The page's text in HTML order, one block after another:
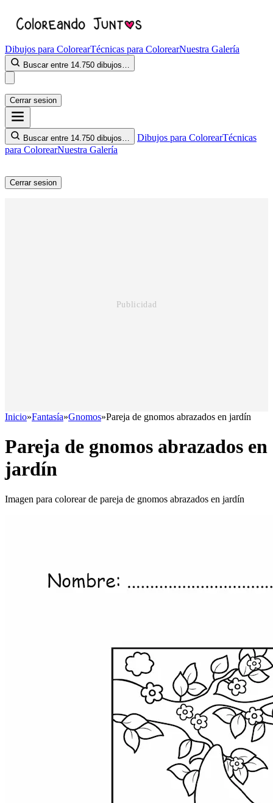
Dibujos para ColorearTécnicas para ColorearNuestra Galería
Buscar entre 14.750 dibujos…
Cerrar sesion
Buscar entre 14.750 dibujos… Dibujos para ColorearTécnicas
para ColorearNuestra Galería
Cerrar sesion
Inicio»Fantasía»Gnomos»Pareja de gnomos abrazados en jardín
Pareja de gnomos abrazados en
jardín
Imagen para colorear de pareja de gnomos abrazados en jardín